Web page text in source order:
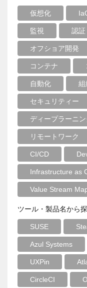
仮想化
監視 認証
オフショア開発
コンテナ
自動化 組
セキュリティー
ディープラーニ
リモートワーク
CI/CD
Infrastructure as
Value Stream
ツール・製品名から
SUSE
Azul Systems
UXPin
CircleCI